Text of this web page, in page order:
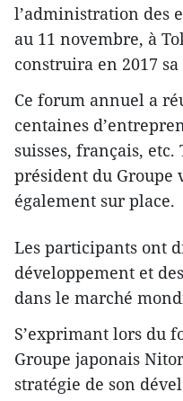
l’administration des
au 11 novembre, à
construira en 2017
Ce forum annuel a
centaines
suisses, français,
président du Groupe
également sur place.
Les participants ont
développement et
dans le marché
S’exprimant lors du
Groupe japonais
stratégie de son